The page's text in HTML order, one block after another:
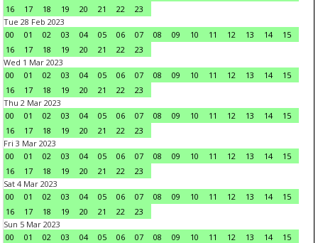
16
17 18 19 20 21 22
23
Tue 28 Feb 2023
00
01 02 03 04 05 06 07 08 09 10 11 12 13 14
15
16
17 18 19 20 21 22
23
Wed 1 Mar 2023
00
01 02 03 04 05 06 07 08 09 10 11 12 13 14
15
16
17 18 19 20 21 22
23
Thu 2 Mar 2023
00
01 02 03 04 05 06 07 08 09 10 11 12 13 14
15
16
17 18 19 20 21 22
23
Fri 3 Mar 2023
00
01 02 03 04 05 06 07 08 09 10 11 12 13 14
15
16
17 18 19 20 21 22
23
Sat 4 Mar 2023
00
01 02 03 04 05 06 07 08 09 10 11 12 13 14
15
16
17 18 19 20 21 22
23
Sun 5 Mar 2023
00
01 02 03 04 05 06 07 08 09 10 11 12 13 14
15